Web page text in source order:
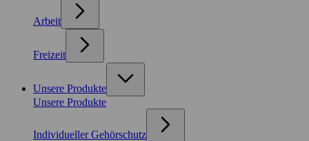
Arbeit
Freizeit
Unsere Produkte
Unsere Produkte
Individueller Gehörschutz